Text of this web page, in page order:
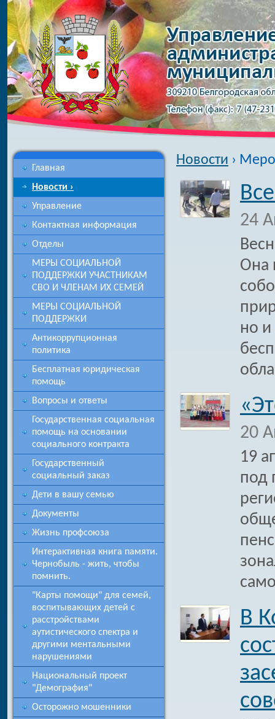
Главная
Новости ›
Управление
Контактная информация
Отделы
МЕРЫ СОЦИАЛЬНОЙ
ПОДДЕРЖКИ УЧАСТНИКАМ
СВО И ЧЛЕНАМ ИХ СЕМЕЙ
МЕРЫ СОЦИАЛЬНОЙ
ПОДДЕРЖКИ
Антикоррупционная
политика
Бесплатная юридическая
помощь
Вопросы и ответы
Государственная социальная
помощь на основании
социального контракта
Государственный
социальный заказ
Дети в вашу семью
Документы
Жизнь профсоюза
Интерактивная книга памяти.
Чернобыль - жить, чтобы
помнить.
"Карты помощи" для семей,
воспитывающих детей с
расстройствами
аутистического спектра и
другими ментальными
нарушениями
Национальный проект
"Демография"
Осторожно мошенники
Новости ›
24
Она
но
20
19
под
В